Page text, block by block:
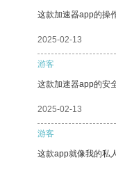
这款加速器app的操
2025-02-13
游客
这款加速器app的安
2025-02-13
游客
这款app就像我的私